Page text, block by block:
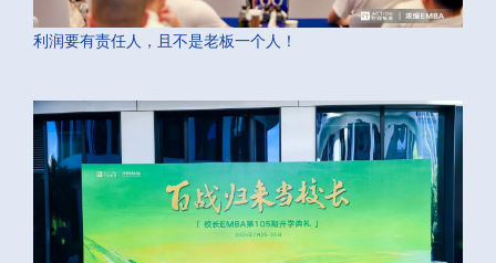
利润要有责任人，且不是老板一个人！